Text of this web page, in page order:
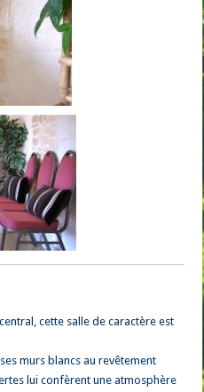
cette salle de caractère est
murs blancs au revêtement
lui confèrent une atmosphère